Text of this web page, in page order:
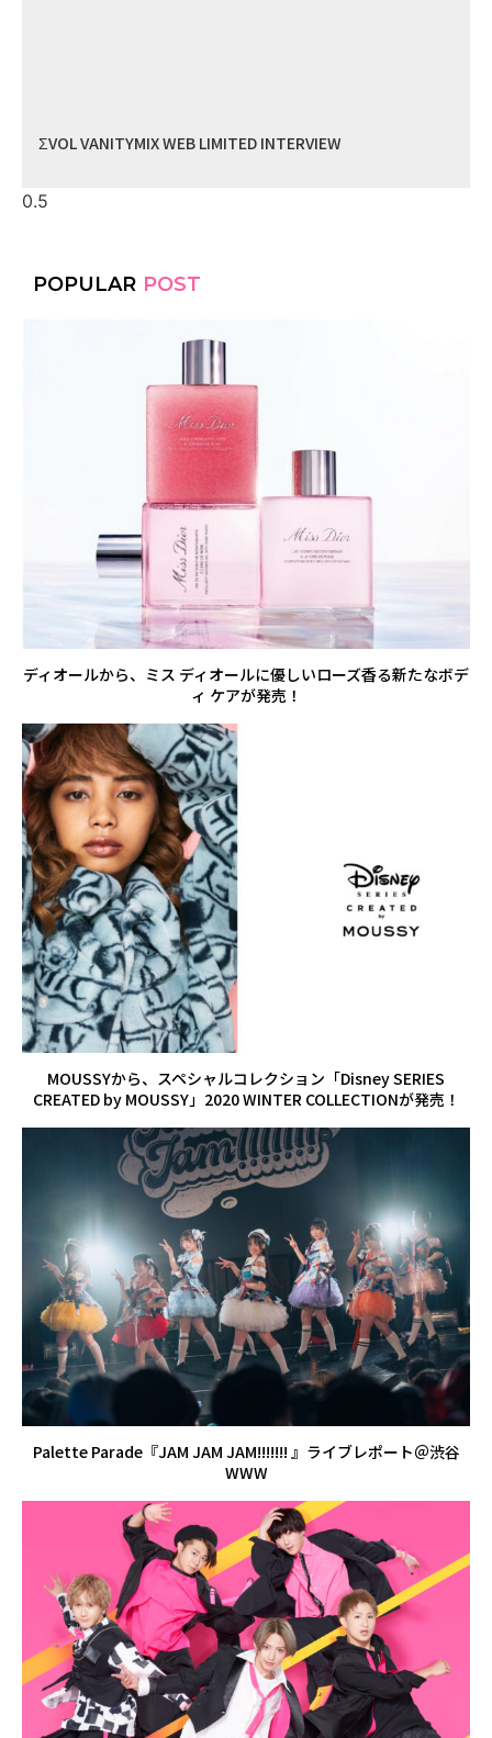
ΣVOL VANITYMIX WEB LIMITED INTERVIEW
POPULAR POST
ディオールから、ミス ディオールに優しいローズ香る新たなボデ
ィ ケアが発売！
MOUSSYから、スペシャルコレクション「Disney SERIES
CREATED by MOUSSY」2020 WINTER COLLECTIONが発売！
Palette Parade『JAM JAM JAM!!!!!!! 』ライブレポート＠渋谷
WWW